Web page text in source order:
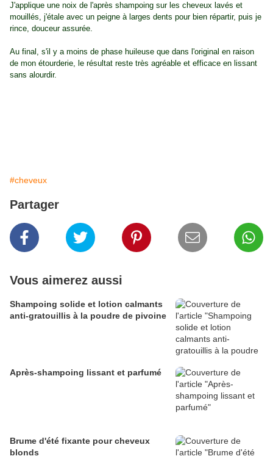
J'applique une noix de l'après shampoing sur les cheveux lavés et
mouillés, j'étale avec un peigne à larges dents pour bien répartir, puis je
rince, douceur assurée.
Au final, s'il y a moins de phase huileuse que dans l'original en raison
de mon étourderie, le résultat reste très agréable et efficace en lissant
sans alourdir.
#cheveux
Partager
Vous aimerez aussi
Shampoing solide et lotion calmants
anti-gratouillis à la poudre de pivoine
Après-shampoing lissant et parfumé
Brume d'été fixante pour cheveux
blonds